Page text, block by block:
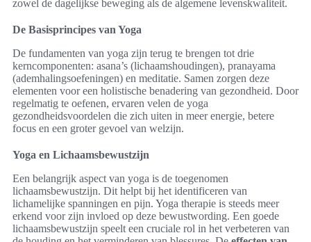
zowel de dagelijkse beweging als de algemene levenskwaliteit.
De Basisprincipes van Yoga
De fundamenten van yoga zijn terug te brengen tot drie
kerncomponenten: asana’s (lichaamshoudingen), pranayama
(ademhalingsoefeningen) en meditatie. Samen zorgen deze
elementen voor een holistische benadering van gezondheid. Door
regelmatig te oefenen, ervaren velen de yoga
gezondheidsvoordelen die zich uiten in meer energie, betere
focus en een groter gevoel van welzijn.
Yoga en Lichaamsbewustzijn
Een belangrijk aspect van yoga is de toegenomen
lichaamsbewustzijn. Dit helpt bij het identificeren van
lichamelijke spanningen en pijn. Yoga therapie is steeds meer
erkend voor zijn invloed op deze bewustwording. Een goede
lichaamsbewustzijn speelt een cruciale rol in het verbeteren van